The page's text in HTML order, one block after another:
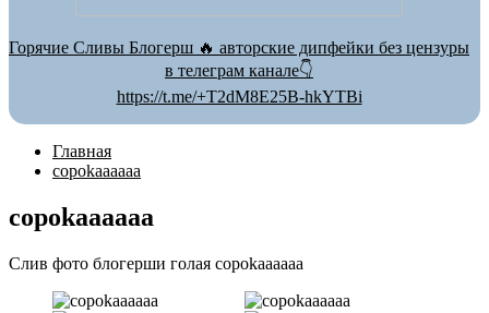
Горячие Сливы Блогерш 🔥 авторские дипфейки без цензуры
в телеграм канале👇
https://t.me/+T2dM8E25B-hkYTBi
Главная
copokaaaaaa
copokaaaaaa
Слив фото блогерши голая copokaaaaaa